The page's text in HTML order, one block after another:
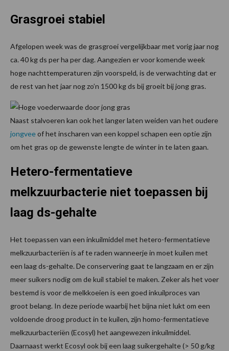
Grasgroei stabiel
Afgelopen week was de grasgroei vergelijkbaar met vorig jaar nog
ca. 40 kg ds per ha per dag. Aangezien er voor komende week
hoge nachttemperaturen zijn voorspeld, is de verwachting dat er
de rest van het jaar nog zo’n 1500 kg ds bij groeit bij jong gras.
Naast stalvoeren kan ook het langer laten weiden van het oudere
jongveeof het inscharen van een koppel schapen een optie zijn
om het gras op de gewenste lengte de winter in te laten gaan.
Hetero-fermentatieve
melkzuurbacterie niet toepassen bij
laag ds-gehalte
Het toepassen van een inkuilmiddel met hetero-fermentatieve
melkzuurbacteriën is af te raden wanneerje in moet kuilen met
een laag ds-gehalte. De conservering gaat te langzaam en er zijn
meer suikers nodig om de kuil stabiel te maken. Zeker als het voer
bestemd is voor de melkkoeien is een goed inkuilproces van
groot belang. In deze periode waarbij het bijna niet lukt om een
voldoende droog product in te kuilen, zijn homo-fermentatieve
melkzuurbacteriën (Ecosyl) het aangewezen inkuilmiddel.
Daarnaast werkt Ecosyl ook bij een laag suikergehalte (> 50 g/kg